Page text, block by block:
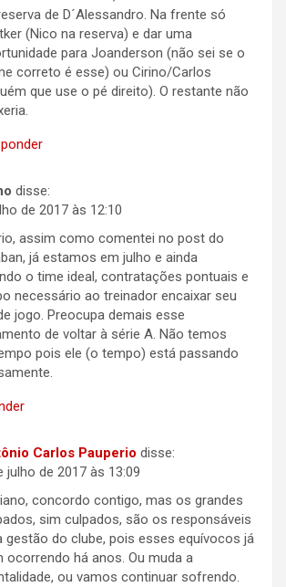
de D´Alessandro. Na frente só
(Nico na reserva) e dar uma
para Joanderson (não sei se o
correto é esse) ou Cirino/Carlos
que use o pé direito). O restante não
disse:
de 2017 às 12:10
assim como comentei no post do
já estamos em julho e ainda
o time ideal, contratações pontuais e
necessário ao treinador encaixar seu
jogo. Preocupa demais esse
de voltar à série A. Não temos
pois ele (o tempo) está passando
Carlos Pauperio disse:
julho de 2017 às 13:09
concordo contigo, mas os grandes
sim culpados, são os responsáveis
gestão do clube, pois esses equívocos já
ocorrendo há anos. Ou muda a
ou vamos continuar sofrendo.